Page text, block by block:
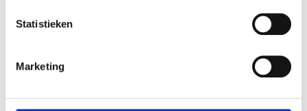
Statistieken
Marketing
Dit is je opstap naar Incarnatiekruis readings!
praktisch invultemplate als je vaker deze